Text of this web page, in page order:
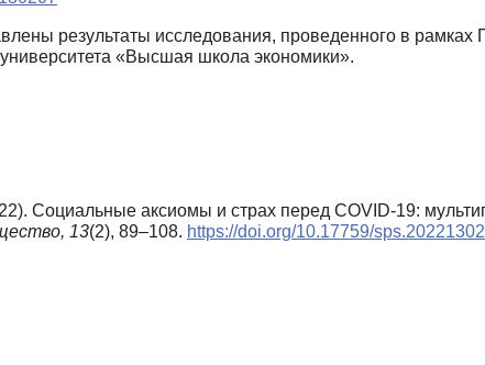
результаты исследования, проведенного в
«Высшая школа экономики».
Социальные аксиомы и страх перед COVID-19:
13(2), 89–108. https://doi.org/10.17759/